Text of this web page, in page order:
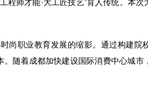
程师才能·大工匠技艺”育人传统。本
尚职业教育发展的缩影。通过构建院
随着成都加快建设国际消费中心城市